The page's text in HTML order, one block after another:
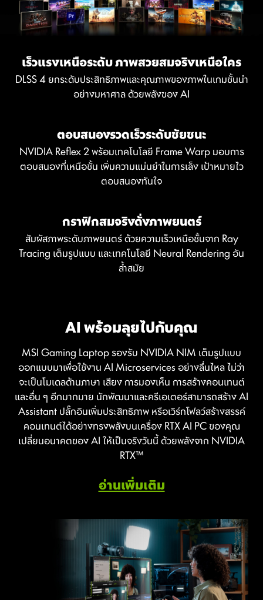
เร็วแรงเหนือระดับ ภาพสวยสมจริงเหนือใคร
DLSS 4 ยกระดับประสิทธิภาพและคุณภาพของภาพในเกมชั้นนำ
อย่างมหาศาล ด้วยพลังของ AI
ตอบสนองรวดเร็วระดับชัยชนะ
NVIDIA Reflex 2 พร้อมเทคโนโลยี Frame Warp มอบการ
ตอบสนองที่เหนือชั้น เพิ่มความแม่นยำในการเล็ง เป้าหมายไว
ตอบสนองทันใจ
กราฟิกสมจริงดั่งภาพยนตร์
สัมผัสภาพระดับภาพยนตร์ ด้วยความเร็วเหนือชั้นจาก Ray
Tracing เต็มรูปแบบ และเทคโนโลยี Neural Rendering อัน
ล้ำสมัย
AI พร้อมลุยไปกับคุณ
MSI Gaming Laptop รองรับ NVIDIA NIM เต็มรูปแบบ
ออกแบบมาเพื่อใช้งาน AI Microservices อย่างลื่นไหล ไม่ว่า
จะเป็นโมเดลด้านภาษา เสียง การมองเห็น การสร้างคอนเทนต์
และอื่น ๆ อีกมากมาย นักพัฒนาและครีเอเตอร์สามารถสร้าง AI
Assistant ปลั๊กอินเพิ่มประสิทธิภาพ หรือเวิร์กโฟลว์สร้างสรรค์
คอนเทนต์ได้อย่างทรงพลังบนเครื่อง RTX AI PC ของคุณ
เปลี่ยนอนาคตของ AI ให้เป็นจริงวันนี้ ด้วยพลังจาก NVIDIA
RTX™
อ่านเพิ่มเติม
เร็วแรงเหนือชั้น ภาพสวยเหนือใคร ขับ
เคลื่อนด้วย AI
DLSS คือชุดเทคโนโลยีเรนเดอร์ภาพอัจฉริยะที่ใช้ AI ในการเพิ่ม
FPS ลดความหน่วง และยกระดับคุณภาพของภาพอย่างชัดเจน
ล่าสุดกับ DLSS 4 มาพร้อมฟีเจอร์ Multi Frame Generation
การสร้างเฟรมหลายชุด, Ray Reconstruction ที่สมจริงยิ่งขึ้น
และ Super Resolution ที่เหนือระดับ — ทั้งหมดนี้ขับเคลื่อน
โดย GeForce RTX™ 50 Series GPUs และ Tensor Cores
เกม ที่ได้รับการปรับปรุงอย่างต่อเนื่องจากซูเปอร์คอมพิวเตอร์
AI บนคลาวด์ของ NVIDIA เพื่อยกระดับประสบการณ์เกมมิ่ง
Full Ray Tracing พร้อม Neural
Rendering อัจฉริยะ
ความสมจริงที่เปลี่ยนเกม
สถาปัตยกรรม NVIDIA Blackwell ปลดล็อกความสมจริง
ระดับใหม่ด้วย Full Ray Tracing ที่พลิกโฉมการเล่นเกม ด้วย
ภาพที่คมชัดแบบภาพยนตร์ในระดับความเร็วที่ไม่เคยมีมาก่อน
ทั้งหมดขับเคลื่อนโดย GeForce RTX 50 Series พร้อม RT
Cores รุ่นที่ 4 และเทคโนโลยี Neural Rendering สุดล้ำ ที่เร่ง
ประสิทธิภาพด้วย Tensor Cores รุ่นที่ 5 — ยกระดับภาพให้
สมจริง รวดเร็ว และน่าทึ่งกว่าที่เคย